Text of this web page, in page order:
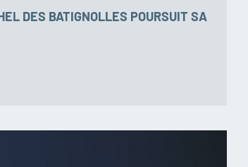
DES BATIGNOLLES POURSUIT SA